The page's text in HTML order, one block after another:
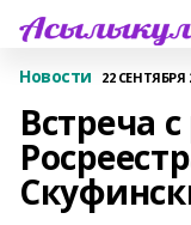
Новости 22 СЕНТЯБРЯ
Встреча